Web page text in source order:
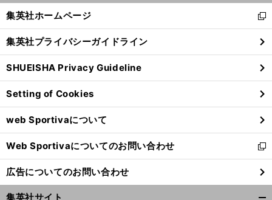
閉
る
集英社ホームページ
新
し
い
ウ
ィ
ン
ド
ウ
で
開
く
集英社プライバシーガイドライン
SHUEISHA Privacy Guideline
Setting of Cookies
web Sportivaについて
Web Sportivaについてのお問い合わせ
新
し
い
ウ
広告についてのお問い合わせ
集英社サイト